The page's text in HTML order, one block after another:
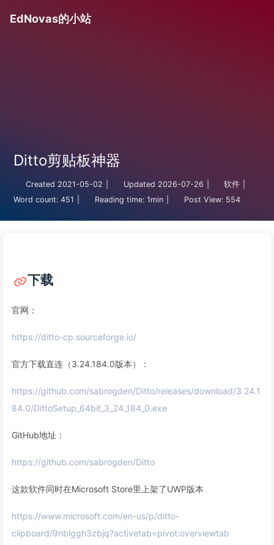
EdNovas的小站
Ditto剪贴板神器
Created 2021-05-02 Updated 2026-07-26 软件
Word count: 451 Reading time: 1min Post View: 554
下载
官网：
https://ditto-cp.sourceforge.io/
官方下载直连（3.24.184.0版本）：
https://github.com/sabrogden/Ditto/releases/download/3.24.1
84.0/DittoSetup_64bit_3_24_184_0.exe
GitHub地址：
https://github.com/sabrogden/Ditto
这款软件同时在Microsoft Store里上架了UWP版本
https://www.microsoft.com/en-us/p/ditto-
clipboard/9nblggh3zbjq?activetab=pivot:overviewtab